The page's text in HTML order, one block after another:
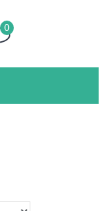
Winkelwagen
0